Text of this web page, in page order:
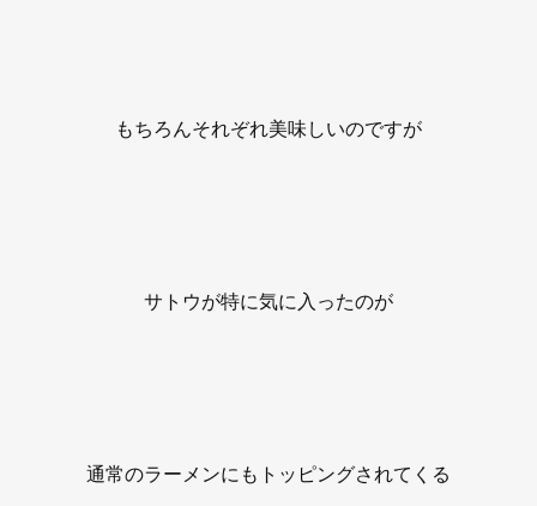
もちろんそれぞれ美味しいのですが
サトウが特に気に入ったのが
通常のラーメンにもトッピングされてくる